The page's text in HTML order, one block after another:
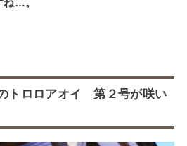
ね…。
トロロアオイ 第２号が咲い